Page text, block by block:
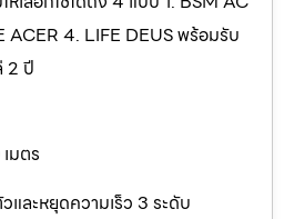
4. LIFE DEUS พร้อมรับ
2 ปี
มตร
ละหยุดความเร็ว 3 ระดับ